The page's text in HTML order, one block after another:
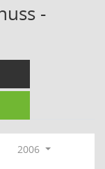
-
2006